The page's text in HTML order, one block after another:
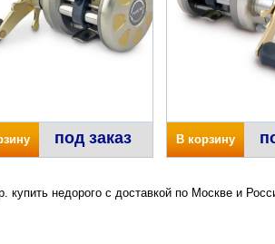
под заказ В корзину
купить недорого с доставкой по Москве и